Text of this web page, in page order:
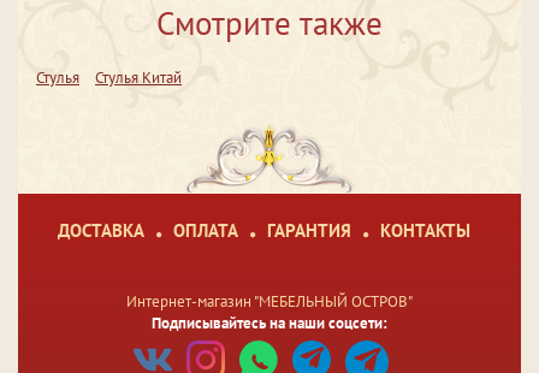
Смотрите также
Стулья Стулья Китай
ДОСТАВКА ОПЛАТА ГАРАНТИЯ КОНТАКТЫ
Интернет-магазин "МЕБЕЛЬНЫЙ ОСТРОВ"
Подписывайтесь на наши соцсети: